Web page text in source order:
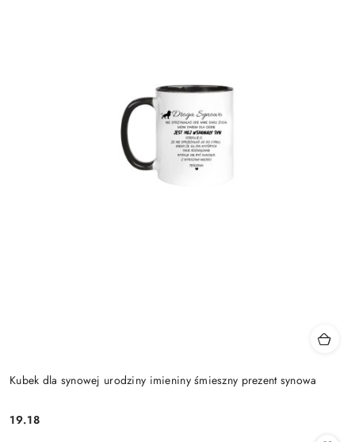
Kubek dla synowej urodziny imieniny śmieszny prezent synowa
Cena:
19.18